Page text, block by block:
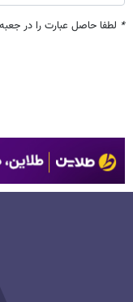
* لطفا حاصل عبارت را در